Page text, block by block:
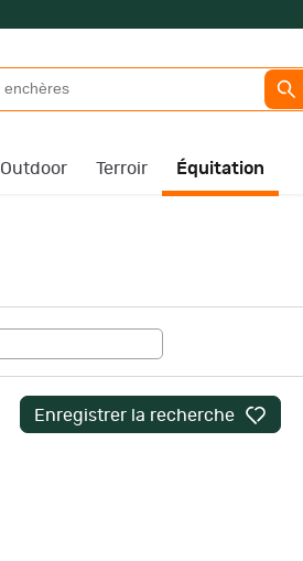
Outdoor Terroir Équitation
Enregistrer la recherche